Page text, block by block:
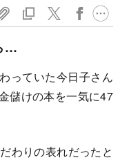
…
っていた今日子さん
儲けの本を一気に47
わりの表れだったと